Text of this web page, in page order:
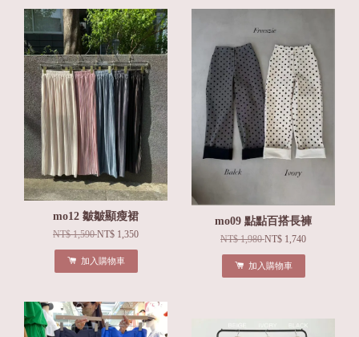
mo12 皺皺顯瘦裙
NT$ 1,590NT$ 1,350
加入購物車
mo09 點點百搭長褲
NT$ 1,980NT$ 1,740
加入購物車